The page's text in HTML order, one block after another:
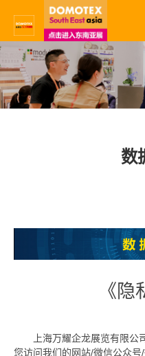
数
《隐
上海万耀企龙展览有限公
您访问我们的网站/微信公众号/